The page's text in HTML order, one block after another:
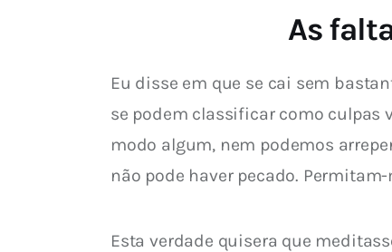
As
Eu disse em que se cai sem
se podem classificar como culpas
modo algum, nem podemos
não pode haver pecado.
Esta verdade quisera que